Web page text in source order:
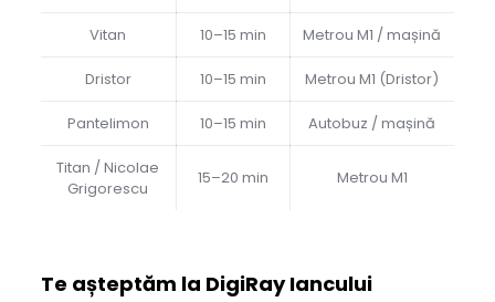
Vitan 10–15 min Metrou M1 / mașină
Dristor 10–15 min Metrou M1 (Dristor)
Pantelimon 10–15 min Autobuz / mașină
Titan / Nicolae
Grigorescu
15–20 min Metrou M1
Te așteptăm la DigiRay Iancului